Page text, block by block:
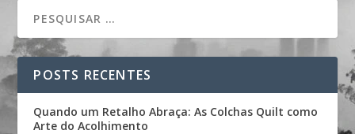
POSTS RECENTES
Quando um Retalho Abraça: As Colchas Quilt como
Arte do Acolhimento